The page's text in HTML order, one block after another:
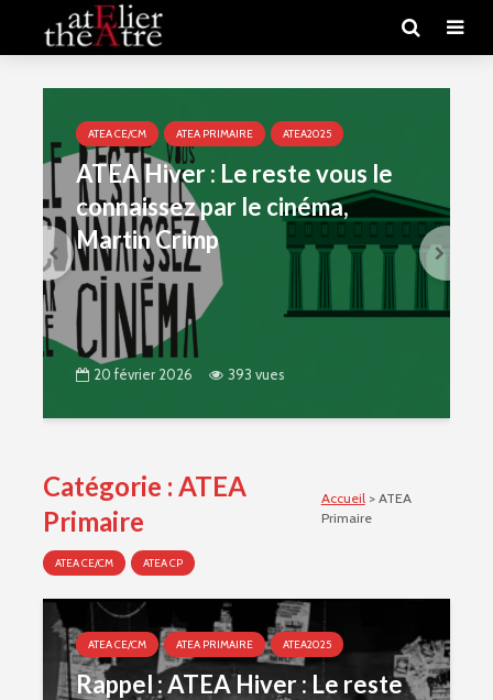
ATEA CE/CM ATEA PRIMAIRE ATEA2025
ATEA Hiver : Le reste vous le
connaissez par le cinéma,
Martin Crimp
20 février 2026 393 vues
Catégorie : ATEA
Primaire
Accueil> ATEA
Primaire
ATEA CE/CM ATEA CP
ATEA CE/CM ATEA PRIMAIRE ATEA2025
Rappel : ATEA Hiver : Le reste